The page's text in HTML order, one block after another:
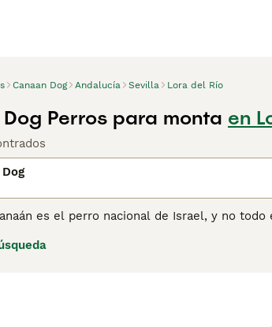
Canaan Dog Andalucía Sevilla Lora del Río
Perros para monta en
es el perro nacional de Israel, y no
recientemente a Europa, donde han
página de consejos de compra de